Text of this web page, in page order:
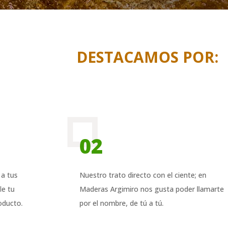
DESTACAMOS POR:
tus
tu
02
Nuestro trato directo con el ciente; en
Maderas Argimiro nos gusta poder llamarte
por el nombre, de tú a tú.